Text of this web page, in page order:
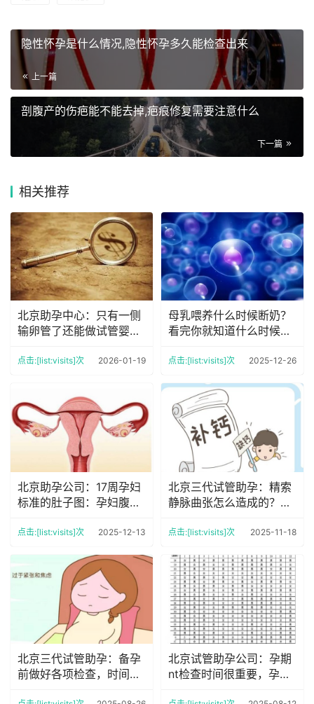
隐性怀孕是什么情况,隐性怀孕多久能检查出来
上一篇
剖腹产的伤疤能不能去掉,疤痕修复需要注意什么
下一篇
相关推荐
北京助孕中心：只有一侧
输卵管了还能做试管婴儿
点击:[list:visits]次 2026-01-19
母乳喂养什么时候断奶？
看完你就知道什么时候最
点击:[list:visits]次 2025-12-26
北京助孕公司：17周孕妇
标准的肚子图：孕妇腹部
要变化
点击:[list:visits]次 2025-12-13
北京三代试管助孕：精索
静脉曲张怎么造成的？精
小视
点击:[list:visits]次 2025-11-18
北京三代试管助孕：备孕
前做好各项检查，时间在
北京试管助孕公司：孕期
nt检查时间很重要，孕妈